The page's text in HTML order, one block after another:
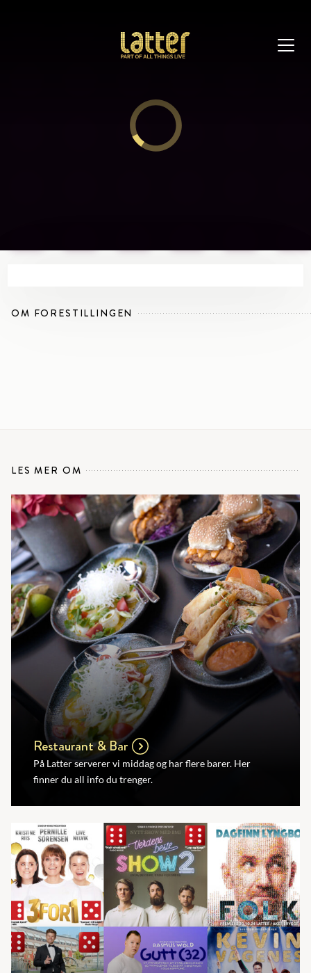
OM FORESTILLINGEN
LES MER OM
Restaurant & Bar
På Latter serverer vi middag og har flere barer. Her
finner du all info du trenger.